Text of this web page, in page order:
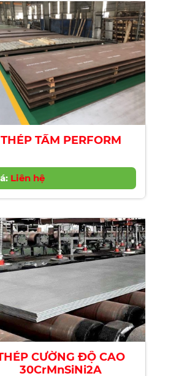
THÉP TẤM PERFORM
Liên hệ
CƯỜNG ĐỘ CAO
30CrMnSiNi2A